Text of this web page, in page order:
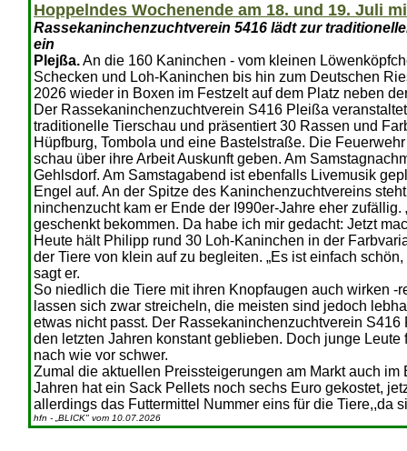
Hoppelndes Wochenende am 18. und 19. Juli
Rassekaninchenzuchtverein 5416 lädt zur
ein
Plejßa.An die 160 Kanin­chen - vom kleinen
Schecken und Loh-Kaninchen bis hin zum Deutschen
2026 wieder in Boxen im Festzelt auf dem Platz neben
Der Rassekaninchenzucht­verein S416 Pleißa
traditio­nelle Tierschau und präsentiert 30 Rassen und
Hüpfburg, Tombola und eine Bastelstraße. Die
schau über ihre Arbeit Auskunft geben. Am
Gehls­dorf. Am Samstagabend ist ebenfalls Livemusik
Engel auf. An der Spitze des Kaninchenzuchtvereins
ninchenzucht kam er Ende der I990er-Jahre eher
ge­schenkt bekommen. Da habe ich mir gedacht: Jetzt
Heute hält Philipp rund 30 Loh-Kaninchen in der
der Tiere von klein auf zu begleiten. „Es ist einfach
sagt er.
So niedlich die Tiere mit ih­ren Knopfaugen auch wirken
lassen sich zwar streicheln, die meisten sind jedoch
etwas nicht passt. Der Ras­sekaninchenzuchtverein
den letz­ten Jahren konstant geblieben. Doch junge
nach wie vor schwer.
Zumal die aktuellen Preis­steigerungen am Markt auch
Jahren hat ein Sack Pellets noch sechs Euro gekostet,
allerdings das Fut­termittel Nummer eins für die Tiere,,da
hfn - „BLICK" vom 10.07.2026